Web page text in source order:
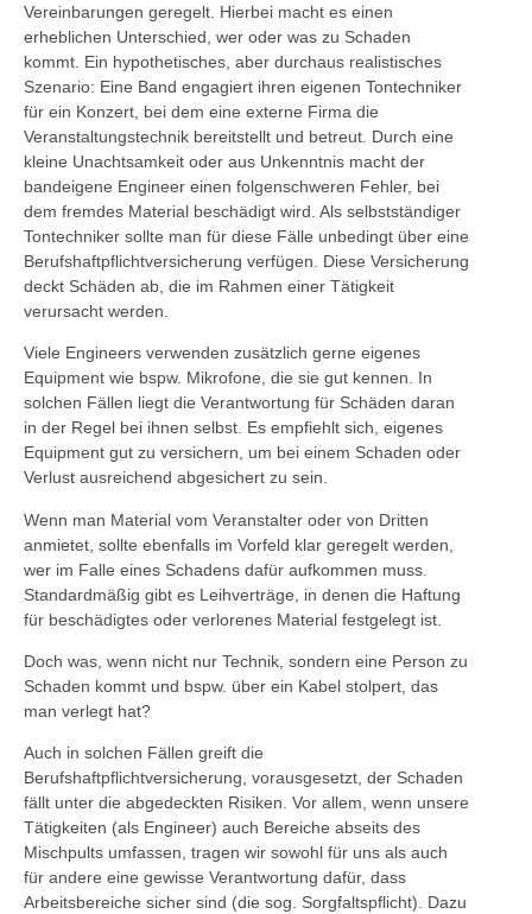
Vereinbarungen geregelt. Hierbei macht es einen
erheblichen Unterschied, wer oder was zu Schaden
kommt. Ein hypothetisches, aber durchaus realistisches
Szenario: Eine Band engagiert ihren eigenen Tontechniker
für ein Konzert, bei dem eine externe Firma die
Veranstaltungstechnik bereitstellt und betreut. Durch eine
kleine Unachtsamkeit oder aus Unkenntnis macht der
bandeigene Engineer einen folgenschweren Fehler, bei
dem fremdes Material beschädigt wird. Als selbstständiger
Tontechniker sollte man für diese Fälle unbedingt über eine
Berufshaftpflichtversicherung verfügen. Diese Versicherung
deckt Schäden ab, die im Rahmen einer Tätigkeit
verursacht werden.
Viele Engineers verwenden zusätzlich gerne eigenes
Equipment wie bspw. Mikrofone, die sie gut kennen. In
solchen Fällen liegt die Verantwortung für Schäden daran
in der Regel bei ihnen selbst. Es empfiehlt sich, eigenes
Equipment gut zu versichern, um bei einem Schaden oder
Verlust ausreichend abgesichert zu sein.
Wenn man Material vom Veranstalter oder von Dritten
anmietet, sollte ebenfalls im Vorfeld klar geregelt werden,
wer im Falle eines Schadens dafür aufkommen muss.
Standardmäßig gibt es Leihverträge, in denen die Haftung
für beschädigtes oder verlorenes Material festgelegt ist.
Doch was, wenn nicht nur Technik, sondern eine Person zu
Schaden kommt und bspw. über ein Kabel stolpert, das
man verlegt hat?
Auch in solchen Fällen greift die
Berufshaftpflichtversicherung, vorausgesetzt, der Schaden
fällt unter die abgedeckten Risiken. Vor allem, wenn unsere
Tätigkeiten (als Engineer) auch Bereiche abseits des
Mischpults umfassen, tragen wir sowohl für uns als auch
für andere eine gewisse Verantwortung dafür, dass
Arbeitsbereiche sicher sind (die sog. Sorgfaltspflicht). Dazu